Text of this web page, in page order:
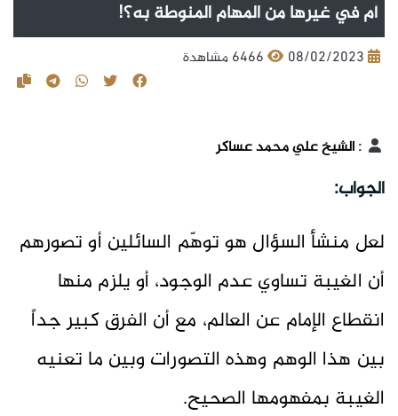
أم في غيرها من المهام المنوطة به؟!
08/02/2023 6466 مشاهدة
:الشيخ علي محمد عساكر
الجواب:
لعل منشأ السؤال هو توهّم السائلين أو تصورهم
أن الغيبة تساوي عدم الوجود، أو يلزم منها
انقطاع الإمام عن العالم، مع أن الفرق كبير جداً
بين هذا الوهم وهذه التصورات وبين ما تعنيه
الغيبة بمفهومها الصحيح.